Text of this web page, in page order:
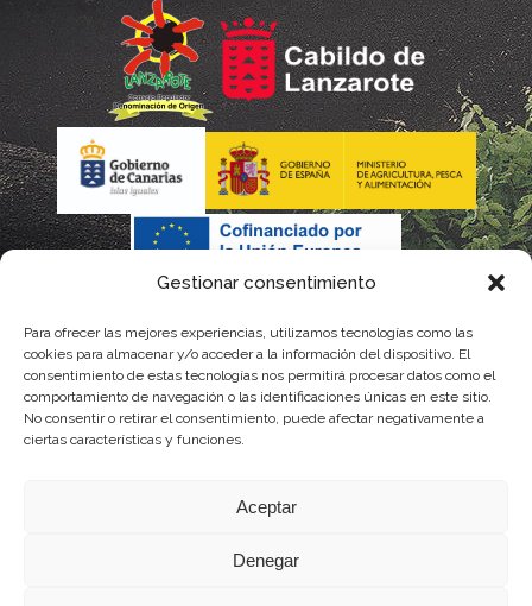
Gestionar consentimiento
Para ofrecer las mejores experiencias, utilizamos tecnologías como las
cookies para almacenar y/o acceder a la información del dispositivo. El
consentimiento de estas tecnologías nos permitirá procesar datos como el
comportamiento de navegación o las identificaciones únicas en este sitio.
No consentir o retirar el consentimiento, puede afectar negativamente a
ciertas características y funciones.
Aceptar
Denegar
La gestión de la DOP Lanzarote realizada por este Consejo
Regulador es financiada, parcialmente, por el Gobierno de
Canarias
Instituto Canario de Calidad Agroalimentaria